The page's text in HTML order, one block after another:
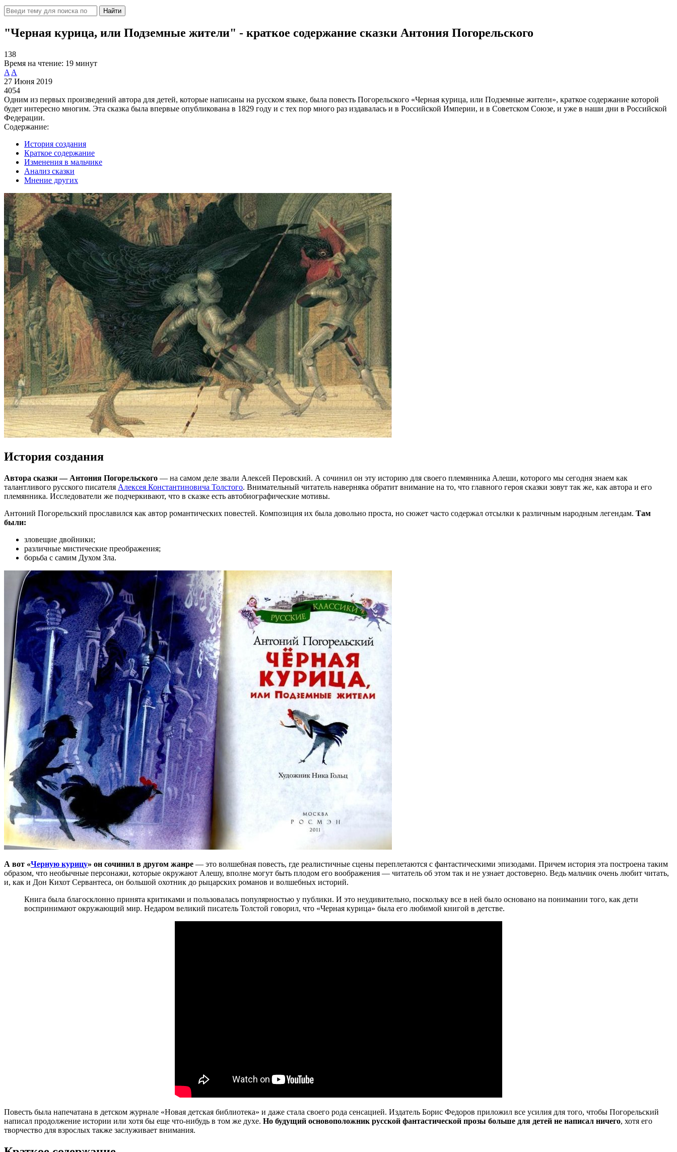
Найти
"Черная курица, или Подземные жители" - краткое содержание сказки Антония Погорельского
138
Время на чтение: 19 минут
A A
27 Июня 2019
4054
Одним из первых произведений автора для детей, которые написаны на русском языке, была повесть Погорельского «Черная курица, или Подземные жители», краткое содержание которой
будет интересно многим. Эта сказка была впервые опубликована в 1829 году и с тех пор много раз издавалась и в Российской Империи, и в Советском Союзе, и уже в наши дни в Российской
Федерации.
Содержание:
История создания
Краткое содержание
Изменения в мальчике
Анализ сказки
Мнение других
История создания
Автора сказки — Антония Погорельского — на самом деле звали Алексей Перовский. А сочинил он эту историю для своего племянника Алеши, которого мы сегодня знаем как
талантливого русского писателя Алексея Константиновича Толстого. Внимательный читатель наверняка обратит внимание на то, что главного героя сказки зовут так же, как автора и его
племянника. Исследователи же подчеркивают, что в сказке есть автобиографические мотивы.
Антоний Погорельский прославился как автор романтических повестей. Композиция их была довольно проста, но сюжет часто содержал отсылки к различным народным легендам. Там
были:
зловещие двойники;
различные мистические преображения;
борьба с самим Духом Зла.
А вот «Черную курицу» он сочинил в другом жанре — это волшебная повесть, где реалистичные сцены переплетаются с фантастическими эпизодами. Причем история эта построена таким
образом, что необычные персонажи, которые окружают Алешу, вполне могут быть плодом его воображения — читатель об этом так и не узнает достоверно. Ведь мальчик очень любит читать,
и, как и Дон Кихот Сервантеса, он большой охотник до рыцарских романов и волшебных историй.
Книга была благосклонно принята критиками и пользовалась популярностью у публики. И это неудивительно, поскольку все в ней было основано на понимании того, как дети
воспринимают окружающий мир. Недаром великий писатель Толстой говорил, что «Черная курица» была его любимой книгой в детстве.
Повесть была напечатана в детском журнале «Новая детская библиотека» и даже стала своего рода сенсацией. Издатель Борис Федоров приложил все усилия для того, чтобы Погорельский
написал продолжение истории или хотя бы еще что-нибудь в том же духе. Но будущий основоположник русской фантастической прозы больше для детей не написал ничего, хотя его
творчество для взрослых также заслуживает внимания.